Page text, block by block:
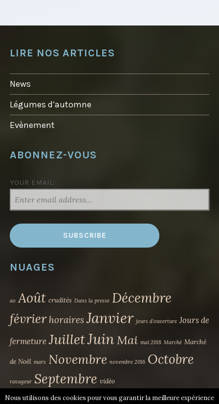
LIRE NOS ARTICLES
News
Légumes d’automne
Evènement
ABONNEZ-VOUS
YOUR EMAIL:
NUAGES
ao Août crudités Dans la presse Décembre
février horaires Janvier jours d'ouverture Jours de
fermeture JuilletJuinMai mai 2018 Marché Marché
de Noël mars Novembre novembre 2016 Octobre
ravageur Septembre vidéo
Nous utilisons des cookies pour vous garantir la meilleure expérience